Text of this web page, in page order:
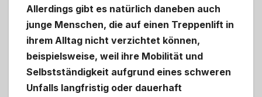
Allerdings gibt es natürlich daneben auch
junge Menschen, die auf einen Treppenlift in
ihrem Alltag nicht verzichtet können,
beispielsweise, weil ihre Mobilität und
Selbstständigkeit aufgrund eines schweren
Unfalls langfristig oder dauerhaft